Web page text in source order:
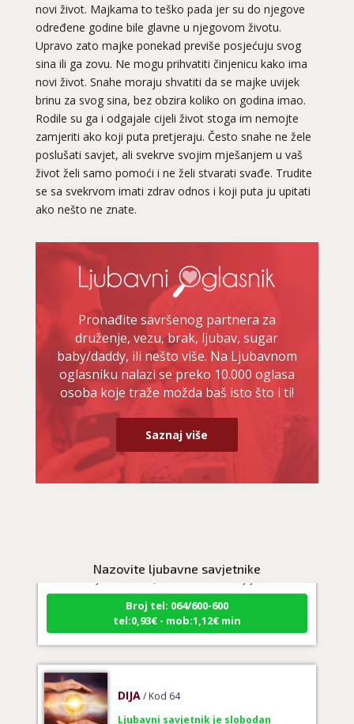
novi život. Majkama to teško pada jer su do njegove
određene godine bile glavne u njegovom životu.
Upravo zato majke ponekad previše posjećuju svog
sina ili ga zovu. Ne mogu prihvatiti činjenicu kako ima
novi život. Snahe moraju shvatiti da se majke uvijek
brinu za svog sina, bez obzira koliko on godina imao.
Rodile su ga i odgajale cijeli život stoga im nemojte
zamjeriti ako koji puta pretjeraju. Često snahe ne žele
poslušati savjet, ali svekrve svojim mješanjem u vaš
život želi samo pomoći i ne želi stvarati svađe. Trudite
se sa svekrvom imati zdrav odnos i koji puta ju upitati
ako nešto ne znate.
Pronađite savršenog partnera za
druženje, vezu, brak, ljubav, sugar
baby/daddy, ili nešto više. Na Ljubavnom
oglasniku nalazi se preko 10.000 oglasa
osoba koje traže možda baš isto što i ti!
Saznaj više
Nazovite ljubavne savjetnike
ljubavni tarot, izrada runskih amajlija
Broj tel: 064/600-600
tel:0,93€ - mob:1,12€ min